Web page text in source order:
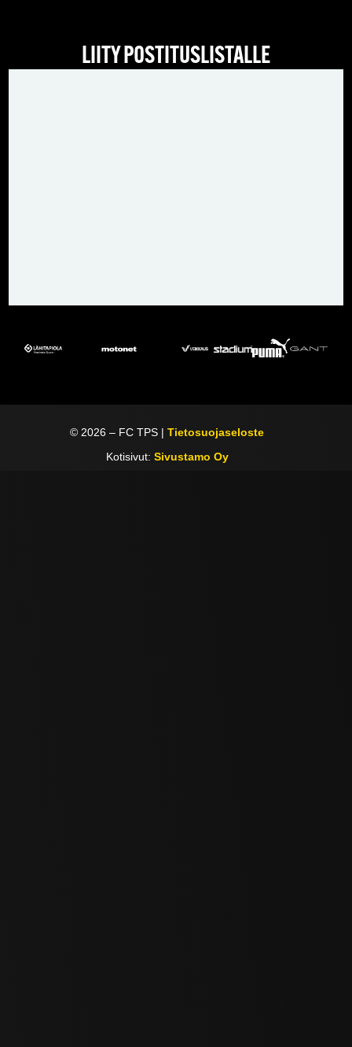
LIITY POSTITUSLISTALLE
©2026 – FC TPS |Tietosuojaseloste
Kotisivut: Sivustamo Oy